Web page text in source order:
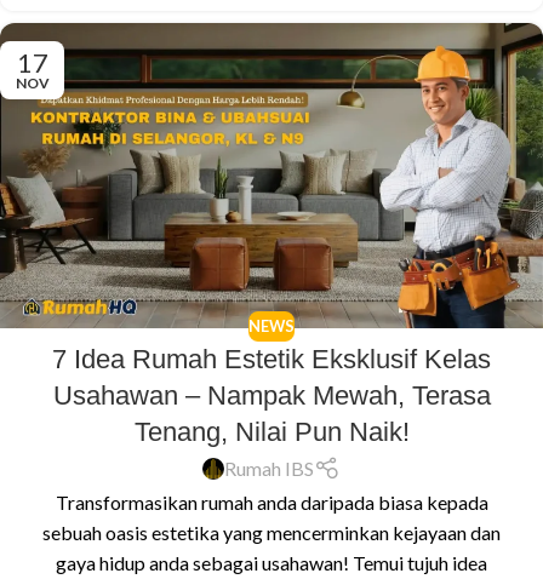
17
NOV
NEWS
7 Idea Rumah Estetik Eksklusif Kelas
Usahawan – Nampak Mewah, Terasa
Tenang, Nilai Pun Naik!
Rumah IBS
Transformasikan rumah anda daripada biasa kepada
sebuah oasis estetika yang mencerminkan kejayaan dan
gaya hidup anda sebagai usahawan! Temui tujuh idea